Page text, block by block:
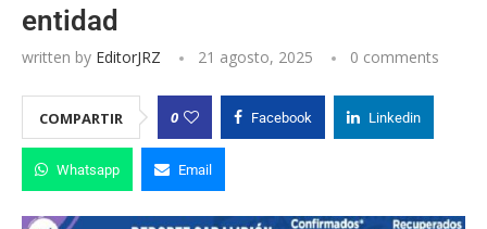
entidad
written by EditorJRZ 21 agosto, 2025 0 comments
COMPARTIR 0 Facebook Linkedin
Whatsapp Email